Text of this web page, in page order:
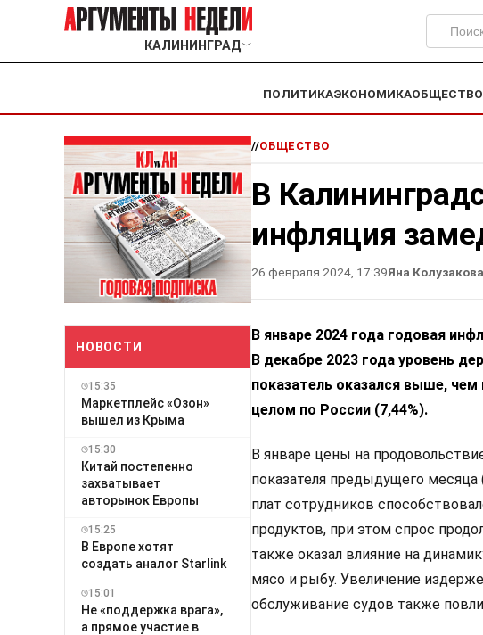
КАЛИНИНГРАД﹀
ПОЛИТИКАЭКОНОМИКАОБЩЕСТВО
НОВОСТИ
15:35
Маркетплейс «Озон»
вышел из Крыма
15:30
Китай постепенно
захватывает
авторынок Европы
15:25
В Европе хотят
создать аналог Starlink
15:01
Не «поддержка врага»,
а прямое участие в
//ОБЩЕСТВО
В
инфляция
26 февраля 2024, 17:39Яна Колузакова
В январе 2024 года годовая
В декабре 2023 года уровень
показатель оказался выше,
целом по России (7,44%).
В январе цены на
показателя предыдущего месяца
плат сотрудников
продуктов, при этом спрос
также оказал влияние на
мясо и рыбу. Увеличение
обслуживание судов также